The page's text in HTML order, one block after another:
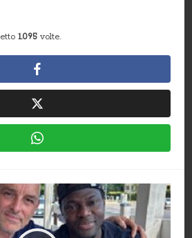
1.095 volte.